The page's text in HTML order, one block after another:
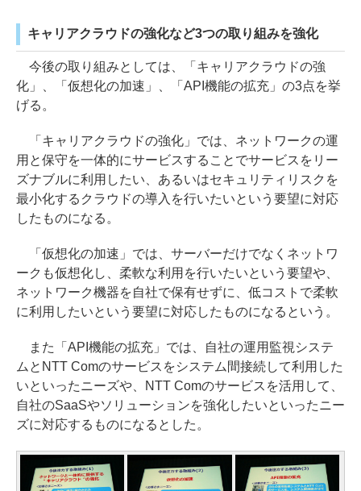
キャリアクラウドの強化など3つの取り組みを強化
今後の取り組みとしては、「キャリアクラウドの強
化」、「仮想化の加速」、「API機能の拡充」の3点を挙
げる。
「キャリアクラウドの強化」では、ネットワークの運
用と保守を一体的にサービスすることでサービスをリー
ズナブルに利用したい、あるいはセキュリティリスクを
最小化するクラウドの導入を行いたいという要望に対応
したものになる。
「仮想化の加速」では、サーバーだけでなくネットワ
ークも仮想化し、柔軟な利用を行いたいという要望や、
ネットワーク機器を自社で保有せずに、低コストで柔軟
に利用したいという要望に対応したものになるという。
また「API機能の拡充」では、自社の運用監視システ
ムとNTT Comのサービスをシステム間接続して利用した
いといったニーズや、NTT Comのサービスを活用して、
自社のSaaSやソリューションを強化したいといったニー
ズに対応するものになるとした。